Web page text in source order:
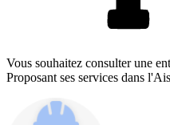
Vous souhaitez consulter une
Proposant ses services dans